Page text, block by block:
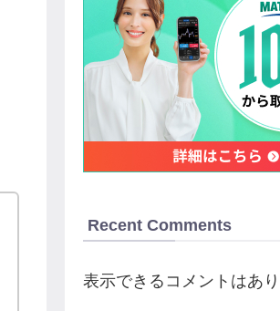
Recent Comments
表示できるコメントはあり